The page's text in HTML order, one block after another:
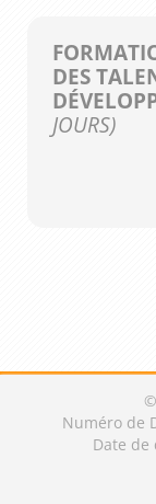
DES
JOURS)
Numéro de
Date de